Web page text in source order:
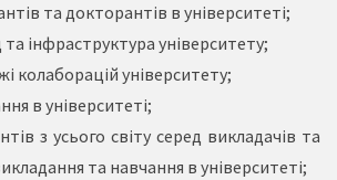
та докторантів в університеті;
інфраструктура університету;
колаборацій університету;
в університеті;
з усього світу серед викладачів та
та навчання в університеті;